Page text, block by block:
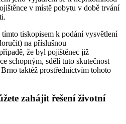
v místě pobytu v době trvání
tímto tiskopisem k podání vysvětlení
na příslušnou
že byl pojištěnec již
schopným, sdělí tuto skutečnost
taktéž prostřednictvím tohoto
zahájit řešení životní